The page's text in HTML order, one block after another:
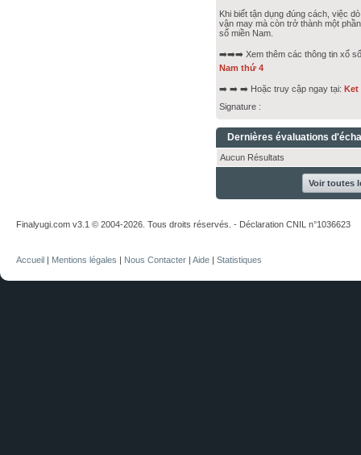
Khi biết tận dụng đúng cách, việc
vận may mà còn trở thành một
số miền Nam.
➡️➡️➡️ Xem thêm các thông tin xổ
Nam thứ 4
➡️ ➡️ ➡️ Hoặc truy cập ngay tại:Ket
Signature :
Dernières évaluations
Aucun Résultats
Voir toutes
Finalyugi.com v3.1 © 2004-2026. Tous droits réservés. - Déclaration CNIL n°1036623
Accueil | Mentions légales | Nous Contacter | Aide | Statistiques